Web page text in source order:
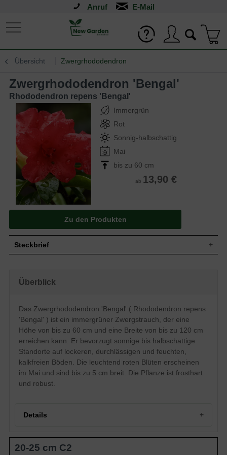
Anruf
Übersicht Zwergrhododendron
Zwergrhododendron 'Bengal'
Rhododendron repens 'Bengal'
Immergrün
Rot
Sonnig-halbschattig
Mai
bis zu 60 cm
ab 13,90 €
Zu den Produkten
Steckbrief
Blatt
Immergrün, eilänglich, am Ende
zugespitzt, ledrig, dunkelgrün glänzend,
bis zu 4 cm lang
Frucht
Kapselfrucht
Blüte
Leuchtendrote Blüten, bis zu 5 cm breit
Blütezeit
Mai
Wurzeln
Standort
(Rhododendron 'Bengal') überzeugt durch
die leuchtend roten Blüten, die schon aus
Überblick
Das Zwergrhododendron 'Bengal' ( Rhododendron repens
'Bengal' ) ist ein immergrüner Zwergstrauch, der eine
Höhe von bis zu 60 cm und eine Breite von bis zu 120 cm
erreichen kann. Er bevorzugt sonnige bis halbschattige
Standorte auf lockeren, durchlässigen und feuchten,
kalkfreien Böden. Die leuchtend roten Blüten erscheinen
im Mai und sind bis zu 5 cm breit. Die Pflanze ist frosthart
und robust.
Details
20-25 cm C2